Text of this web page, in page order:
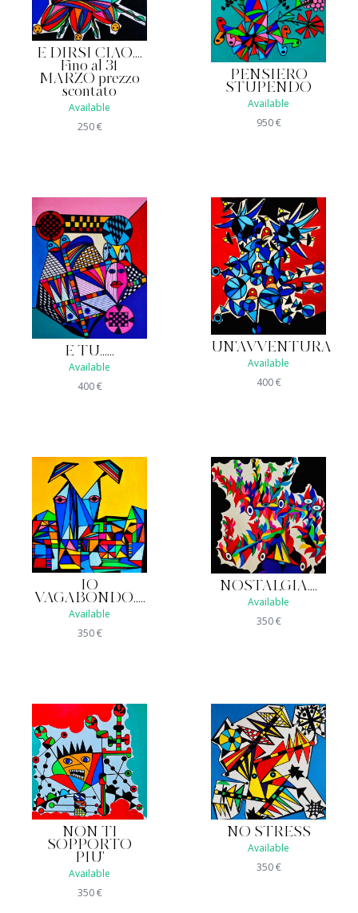
E DIRSI CIAO....
Fino al 31
MARZO prezzo
scontato
Available
250€
PENSIERO
STUPENDO
Available
950€
E TU......
Available
400€
UN'AVVENTURA
Available
400€
IO
VAGABONDO.....
Available
350€
NOSTALGIA....
Available
350€
NON TI
SOPPORTO
PIU'
Available
350€
NO STRESS
Available
350€